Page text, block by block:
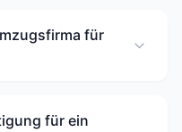
für
für ein